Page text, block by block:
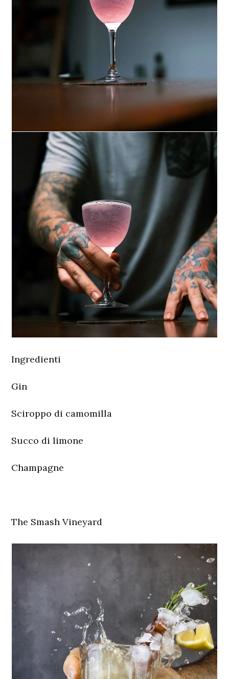
Ingredienti
Gin
Sciroppo di camomilla
Succo di limone
Champagne
The Smash Vineyard